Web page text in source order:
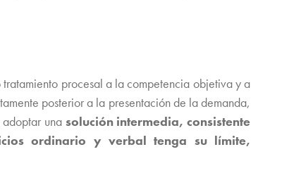
procesal a la competencia objetiva y a
posterior a la presentación de la demanda,
una solución intermedia, consistente
ordinario y verbal tenga su límite,